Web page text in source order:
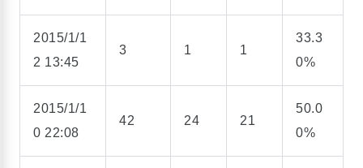
2015/1/1
2 13:45
3 1 1
33.3
0%
2015/1/1
0 22:08
42 24 21
50.0
0%